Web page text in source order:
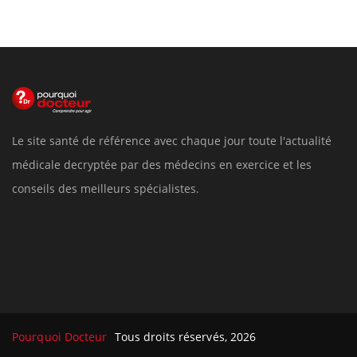
Le site santé de référence avec chaque jour toute l'actualité
médicale decryptée par des médecins en exercice et les
conseils des meilleurs spécialistes.
Pourquoi Docteur Tous droits réservés, 2026